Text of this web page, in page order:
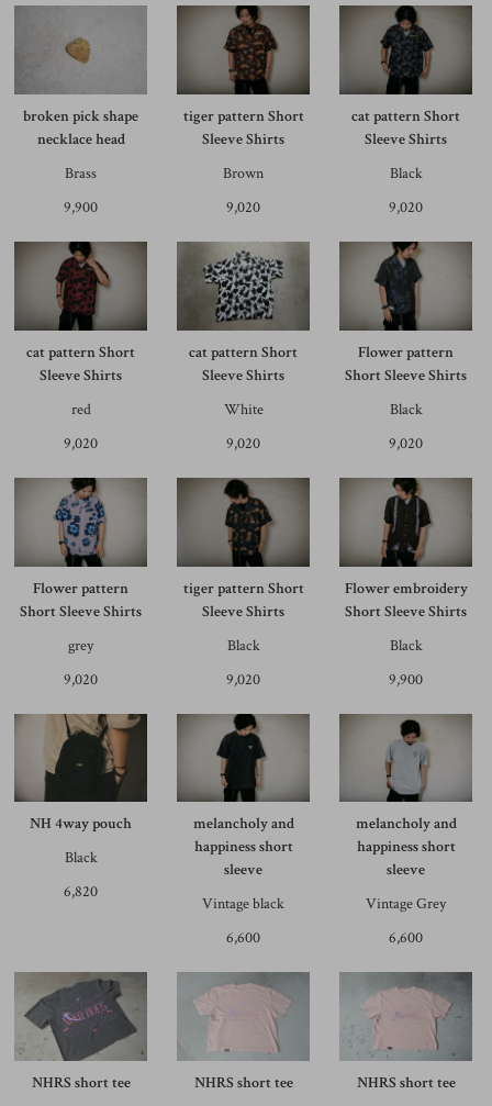
broken pick shape
necklace head
Brass
9,900
tiger pattern Short
Sleeve Shirts
Brown
9,020
cat pattern Short
Sleeve Shirts
Black
9,020
cat pattern Short
Sleeve Shirts
red
9,020
cat pattern Short
Sleeve Shirts
White
9,020
Flower pattern
Short Sleeve Shirts
Black
9,020
Flower pattern
Short Sleeve Shirts
grey
9,020
tiger pattern Short
Sleeve Shirts
Black
9,020
Flower embroidery
Short Sleeve Shirts
Black
9,900
NH 4way pouch
Black
6,820
melancholy and
happiness short
sleeve
Vintage black
6,600
melancholy and
happiness short
sleeve
Vintage Grey
6,600
NHRS short tee
NHRS short tee
NHRS short tee